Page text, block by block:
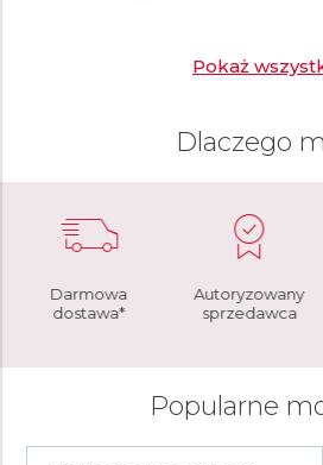
Pokaż
Dlaczego
Darmowa
dostawa*
Autoryzowany
sprzedawca
Popularne